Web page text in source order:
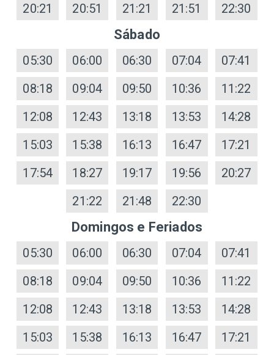
20:21
20:51 21:21 21:51 22:30
Sábado
05:30 06:00 06:30 07:04
07:41
08:18
09:04 09:50 10:36
11:22
12:08
12:43 13:18 13:53
14:28
15:03
15:38 16:13 16:47
17:21
17:54
18:27 19:17 19:56
20:27
21:22
21:48 22:30
Domingos e Feriados
05:30 06:00 06:30 07:04
07:41
08:18
09:04 09:50 10:36
11:22
12:08
12:43 13:18 13:53
14:28
15:03
15:38 16:13 16:47
17:21